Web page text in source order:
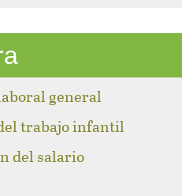
general
trabajo infantil
del salario